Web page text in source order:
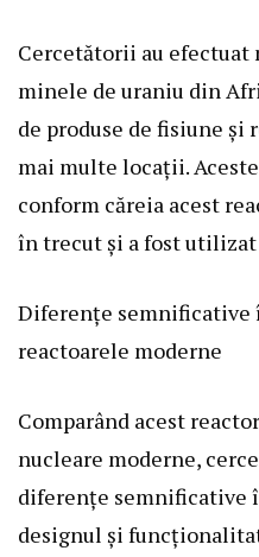
Cercetătorii au
minele de uraniu din
de produse de fisiune
mai multe locații.
conform căreia acest
în trecut și a fost
Diferențe semnificative
reactoarele moderne
Comparând acest
nucleare moderne,
diferențe semnificative
designul și